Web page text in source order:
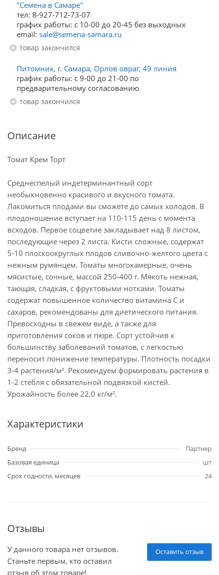
"Семена в Самаре"
тел: 8-927-712-73-07
график работы: с 10-00 до 20-45 без выходных
email: sale@semena-samara.ru
Товар закончился
Питомник, г. Самара, Орлов овраг, 49 линия
график работы: с 9-00 до 21-00 по
предварительному согласованию
Товар закончился
Описание
Томат Крем Торт
Среднеспелый индетерминантный сорт
необыкновенно красивого и вкусного томата.
Лакомиться плодами вы сможете до самых холодов. В
плодоношение вступает на 110-115 день с момента
всходов. Первое соцветие закладывает над 8 листом,
последующие через 2 листа. Кисти сложные, содержат
5-10 плоскоокруглых плодов сливочно-желтого цвета с
нежным румянцем. Томаты многокамерные, очень
мясистые, сочные, массой 250-400 г. Мякоть нежная,
тающая, сладкая, с фруктовыми нотками. Томаты
содержат повышенное количество витамина С и
сахаров, рекомендованы для диетического питания.
Превосходны в свежем виде, а также для
приготовления соков и пюре. Сорт устойчив к
большинству заболеваний томатов, с легкостью
переносит понижение температуры. Плотность посадки
3-4 растения/м². Рекомендуем формировать растения в
1-2 стебля с обязательной подвязкой кистей.
Урожайность более 22,0 кг/м².
Характеристики
Бренд
Партнер
Базовая единица
шт
Срок годности, месяцев
24
Отзывы
Оставить отзыв
У данного товара нет отзывов.
Станьте первым, кто оставил
отзыв об этом товаре!